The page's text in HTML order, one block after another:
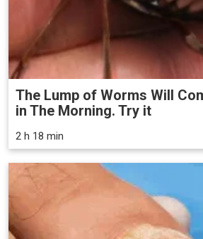
The Lump of Worms Will
in The Morning. Try it
2 h 18 min